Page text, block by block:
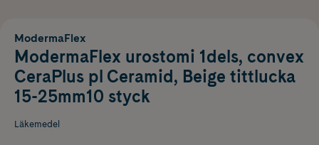
ModermaFlex
ModermaFlex urostomi 1dels, convex
CeraPlus pl Ceramid, Beige tittlucka
15-25mm10 styck
Läkemedel